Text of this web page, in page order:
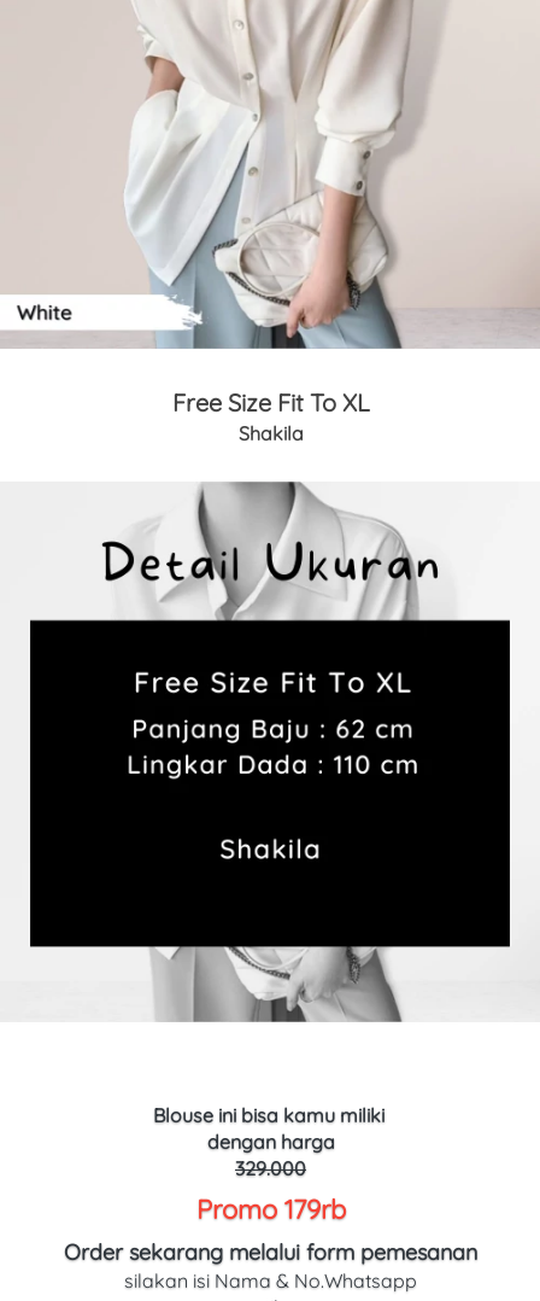
Free Size Fit To XL
Shakila
Blouse ini bisa kamu miliki
dengan harga
329.000
Promo 179rb
Order sekarang melalui form pemesanan
silakan isi Nama & No.Whatsapp